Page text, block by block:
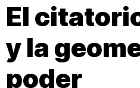
El
y la
poder